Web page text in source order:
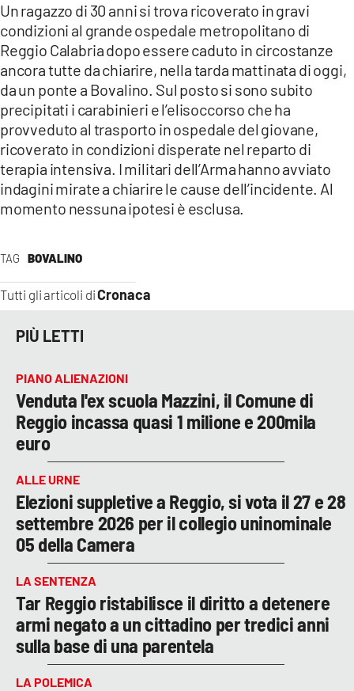
LaC
Network
LACPLAY.IT
LACTV.IT
LACONAIR.IT
LACITYMAG.IT
COSENZACHANNEL.IT
ILVIBONESE.IT
CATANZAROCHANNEL.IT
App
ANDROID
APPLE
TAG BOVALINO
Tutti gli articoli diCronaca
Un ragazzo di 30 anni si trova ricoverato in gravi
condizioni al grande ospedale metropolitano di
Reggio Calabria dopo essere caduto in circostanze
ancora tutte da chiarire, nella tarda mattinata di oggi,
da un ponte a Bovalino. Sul posto si sono subito
precipitati i carabinieri e l’elisoccorso che ha
provveduto al trasporto in ospedale del giovane,
ricoverato in condizioni disperate nel reparto di
terapia intensiva. I militari dell’Arma hanno avviato
indagini mirate a chiarire le cause dell’incidente. Al
momento nessuna ipotesi è esclusa.
PIÙ LETTI
PIANO ALIENAZIONI
Venduta l'ex scuola Mazzini, il Comune di
Reggio incassa quasi 1 milione e 200mila
euro
ALLE URNE
Elezioni suppletive a Reggio, si vota il 27 e 28
settembre 2026 per il collegio uninominale
05 della Camera
LA SENTENZA
Tar Reggio ristabilisce il diritto a detenere
armi negato a un cittadino per tredici anni
sulla base di una parentela
LA POLEMICA